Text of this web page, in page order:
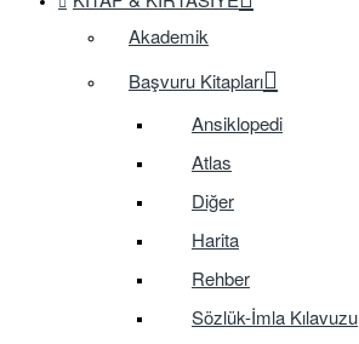
Akademik
Başvuru Kitapları
Ansiklopedi
Atlas
Diğer
Harita
Rehber
Sözlük-İmla Kılavuzu